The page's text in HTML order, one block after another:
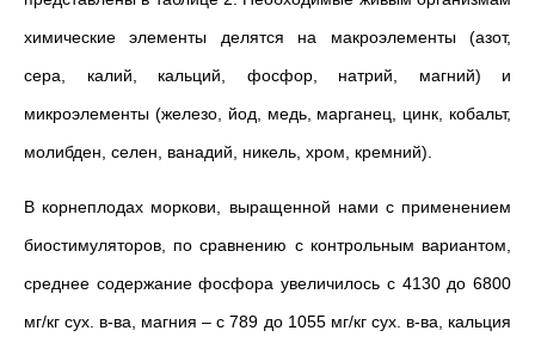
химические элементы делятся на макроэлементы (азот,
сера, калий, кальций, фосфор, натрий, магний) и
микроэлементы (железо, йод, медь, марганец, цинк, кобальт,
молибден, селен, ванадий, никель, хром, кремний).
В корнеплодах моркови, выращенной нами с применением
биостимуляторов, по сравнению с контрольным вариантом,
среднее содержание фосфора увеличилось с 4130 до 6800
мг/кг сух. в-ва, магния – с 789 до 1055 мг/кг сух. в-ва, кальция